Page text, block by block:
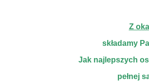
Z
składamy
Jak najlepszych
pełnej